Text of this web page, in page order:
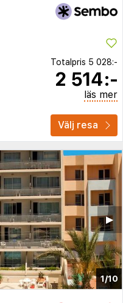
Totalpris 5 028:-
2 514:-
läs mer
Välj resa
1/10
▶︎